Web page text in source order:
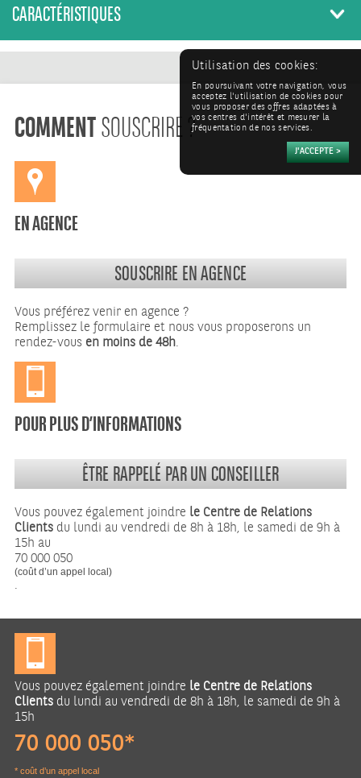
CARACTÉRISTIQUES
COMMENTSOUSCRIRE ?
EN AGENCE
SOUSCRIRE EN AGENCE
Vous préférez venir en agence ?
Remplissez le formulaire et nous vous proposerons un
rendez-vous en moins de 48h.
POUR PLUS D’INFORMATIONS
ÊTRE RAPPELÉ PAR UN CONSEILLER
Vous pouvez également joindre le Centre de Relations
Clients du lundi au vendredi de 8h à 18h, le samedi de 9h à
15h au
70 000 050
(coût d’un appel local)
.
Vous pouvez également joindre le Centre de Relations
Clients du lundi au vendredi de 8h à 18h, le samedi de 9h à
15h
70 000 050*
* coût d’un appel local
Utilisation des cookies:
En poursuivant votre navigation, vous
acceptez l'utilisation de cookies pour
vous proposer des offres adaptées à
vos centres d'intérêt et mesurer la
fréquentation de nos services.